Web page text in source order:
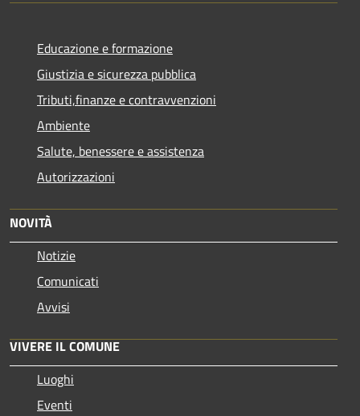
Educazione e formazione
Giustizia e sicurezza pubblica
Tributi,finanze e contravvenzioni
Ambiente
Salute, benessere e assistenza
Autorizzazioni
NOVITÀ
Notizie
Comunicati
Avvisi
VIVERE IL COMUNE
Luoghi
Eventi